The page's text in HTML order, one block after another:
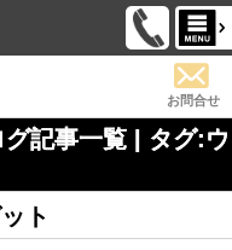
お問合せ
記事一覧 | タグ:ウ
ト